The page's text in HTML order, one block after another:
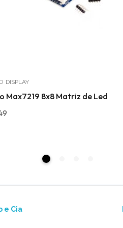
DISPLAY
Max7219 8x8 Matriz de Led
e Cia